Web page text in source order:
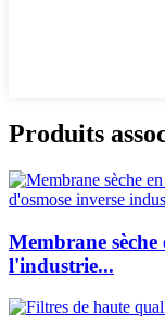
Produits
Membrane
l'industrie...